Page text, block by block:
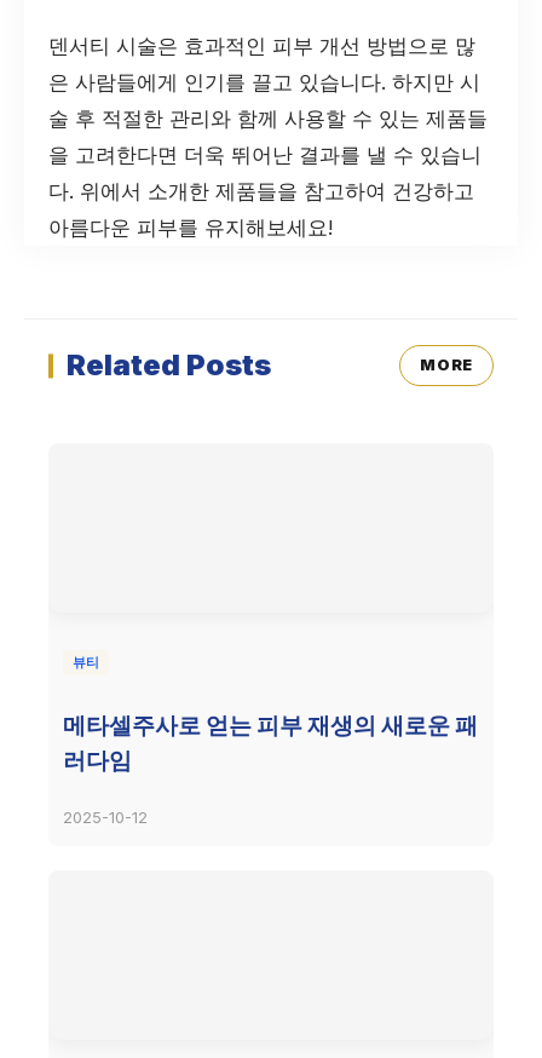
덴서티 시술은 효과적인 피부 개선 방법으로 많
은 사람들에게 인기를 끌고 있습니다. 하지만 시
술 후 적절한 관리와 함께 사용할 수 있는 제품들
을 고려한다면 더욱 뛰어난 결과를 낼 수 있습니
다. 위에서 소개한 제품들을 참고하여 건강하고
아름다운 피부를 유지해보세요!
Related Posts MORE
뷰티
메타셀주사로 얻는 피부 재생의 새로운 패
러다임
2025-10-12